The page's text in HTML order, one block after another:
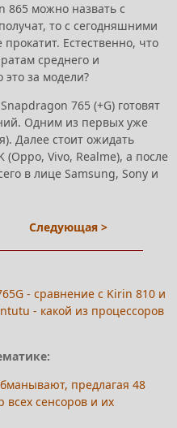
865 можно назвать с
то с сегодняшними
Естественно, что
среднего и
это за модели?
765 (+G) готовят
Одним из первых уже
Далее стоит ожидать
Vivo, Realme), а после
в лице Samsung, Sony и
Следующая >
- сравнение с Kirin 810 и
- какой из процессоров
предлагая 48
сенсоров и их